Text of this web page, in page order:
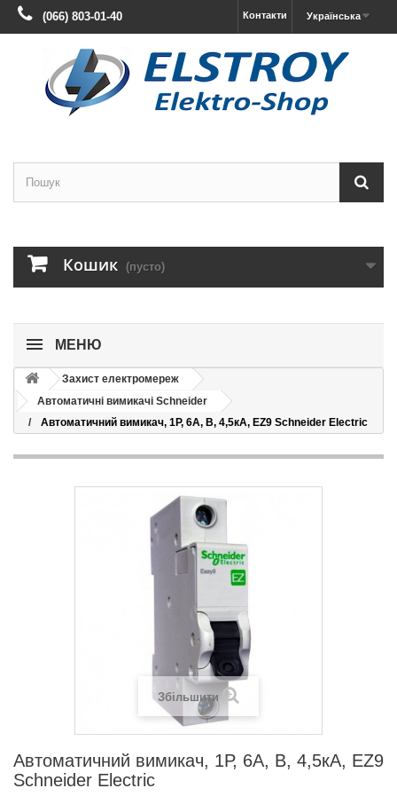
Українська
Контакти
(066) 803-01-40
Кошик (пусто)
МЕНЮ
Захист електромереж
Автоматичні вимикачі Schneider
Автоматичний вимикач, 1Р, 6А, В, 4,5кА, EZ9 Schneider Electric
Збільшити
Автоматичний вимикач, 1Р, 6А, В, 4,5кА, EZ9
Schneider Electric